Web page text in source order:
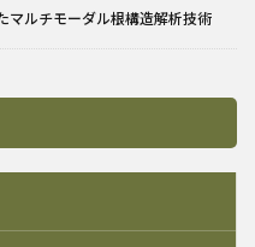
マルチモーダル根構造解析技術